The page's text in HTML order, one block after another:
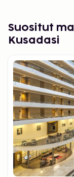
Suositut
Kusadasi